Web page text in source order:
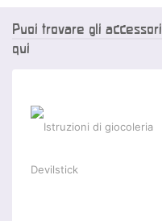
Puoi trovare gli accessori
qui